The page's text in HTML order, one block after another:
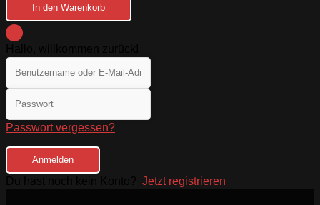
In den Warenkorb
Passwort vergessen?
Anmelden
Jetzt registrieren